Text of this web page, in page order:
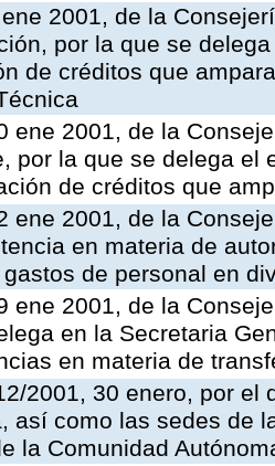
2001, de la
por la que se
de créditos que
ene 2001, de la
por la que se delega el
de créditos que
ene 2001, de la
en materia de
de personal en
ene 2001, de la
en la Secretaria
en materia de
2001, 30 enero, por el
así como las sedes de
la Comunidad